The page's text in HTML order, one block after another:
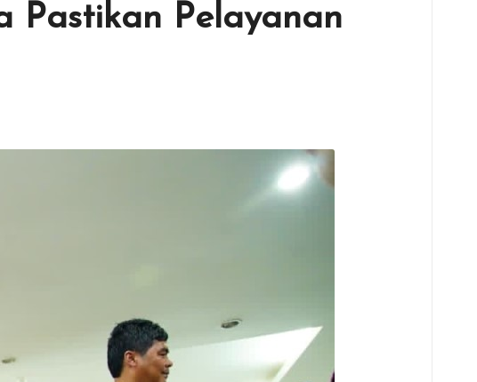
Pastikan Pelayanan